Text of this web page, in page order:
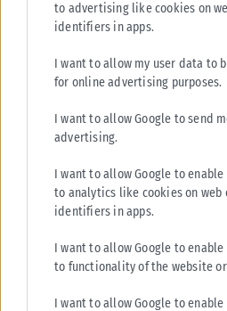
to advertising like cookies on
identifiers in apps.
I want to allow my user data to
for online advertising purposes.
I want to allow Google to send
advertising.
I want to allow Google to
to analytics like cookies on web
identifiers in apps.
I want to allow Google to
to functionality of the website
I want to allow Google to